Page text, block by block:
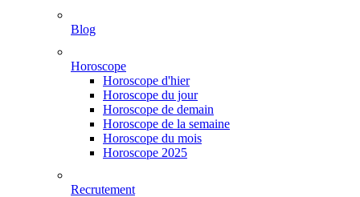
Blog
Horoscope
Horoscope d'hier
Horoscope du jour
Horoscope de demain
Horoscope de la semaine
Horoscope du mois
Horoscope 2025
Recrutement